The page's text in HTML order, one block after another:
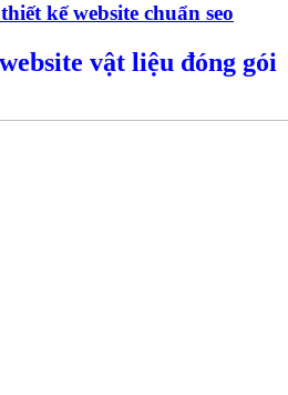
kế website chuẩn seo
vật liệu đóng gói